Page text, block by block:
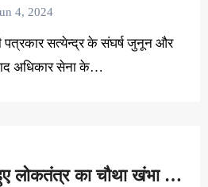
4, 2024
अधिकार सेना के…
लोकतंत्र का चौथा खंभा …